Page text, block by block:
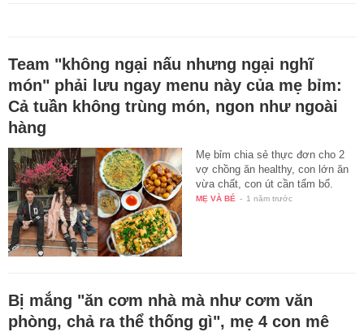
Team "không ngại nấu nhưng ngại nghĩ
món" phải lưu ngay menu này của mẹ bỉm:
Cả tuần không trùng món, ngon như ngoài
hàng
Mẹ bỉm chia sẻ thực đơn cho 2
vợ chồng ăn healthy, con lớn ăn
vừa chất, con út cần tẩm bổ.
MẸ VÀ BÉ - 1 năm trước
Bị mắng "ăn cơm nhà mà như cơm văn
phòng, chả ra thể thống gì", mẹ 4 con mê